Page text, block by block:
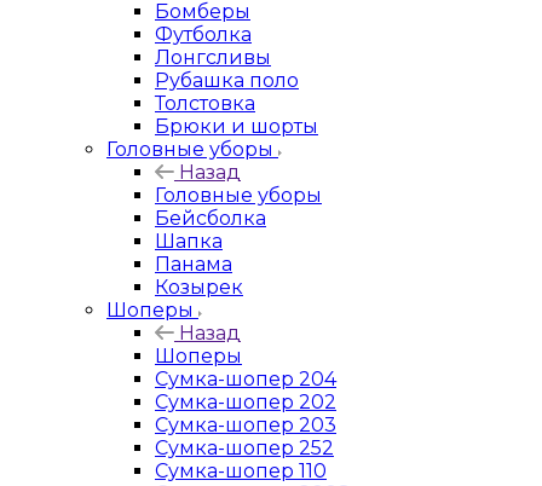
Бомберы
Футболка
Лонгсливы
Рубашка поло
Толстовка
Брюки и шорты
Головные уборы
Назад
Головные уборы
Бейсболка
Шапка
Панама
Козырек
Шоперы
Назад
Шоперы
Сумка-шопер 204
Сумка-шопер 202
Сумка-шопер 203
Сумка-шопер 252
Сумка-шопер 110